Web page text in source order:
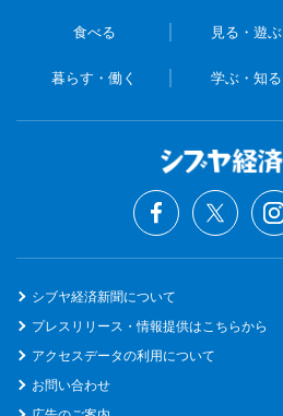
食べる 見る・遊ぶ
暮らす・働く 学ぶ・知る
シブヤ経済新聞について
プレスリリース・情報提供はこちらから
アクセスデータの利用について
お問い合わせ